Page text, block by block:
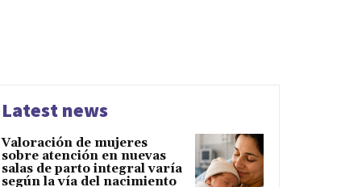
Latest news
Valoración de mujeres
sobre atención en nuevas
salas de parto integral varía
según la vía del nacimiento